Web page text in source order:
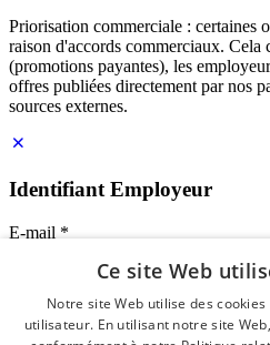
Priorisation commerciale : certaines
raison d'accords commerciaux. Cela
(promotions payantes), les
offres publiées directement par nos
sources externes.
Identifiant Employeur
E-mail *
Mot de passe
se souvenir de moi
mot de passe oublié?
Ce site Web
Notre site Web utilise des
utilisateur. En utilisant notre site